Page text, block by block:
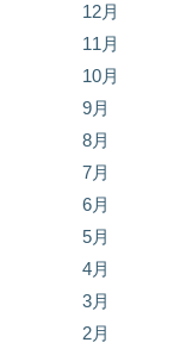
12月
11月
10月
9月
8月
7月
6月
5月
4月
3月
2月